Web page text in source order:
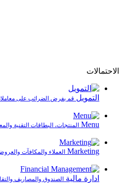
الاحتمالات
التمويل قم بفرض الضرائب على
Menu المنتجات، البطاقات التقنية
Marketing العملاء والمكافآت
ادارة مالية الصندوق والمصاريف